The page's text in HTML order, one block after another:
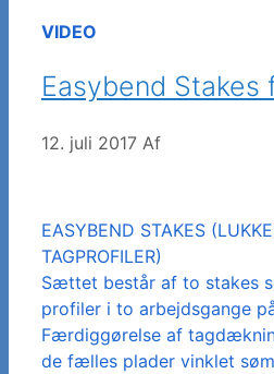
VIDEO
Easybend
12. juli 2017 Af
EASYBEND STAKES
TAGPROFILER)
Sættet består af to stakes
profiler i to arbejdsgange
Færdiggørelse af
de fælles plader vinklet